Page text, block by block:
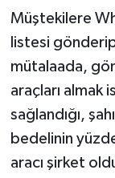
Müştekilere
listesi
mütalaada,
araçları almak
sağlandığı,
bedelinin
aracı şirket